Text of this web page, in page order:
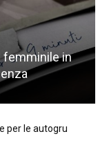
femminile in
per le autogru